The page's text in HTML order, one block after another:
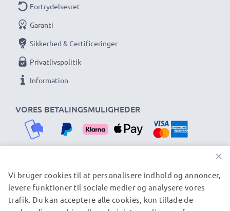
VORES BETALINGSMULIGHEDER
Fortrydelsesret
Garanti
Sikkerhed & Certificeringer
Privatlivspolitik
Information
VORES FORSENDELSESPARTNERE
×
Vi bruger cookies til at personalisere indhold og annoncer,
levere funktioner til sociale medier og analysere vores
trafik. Du kan acceptere alle cookies, kun tillade de